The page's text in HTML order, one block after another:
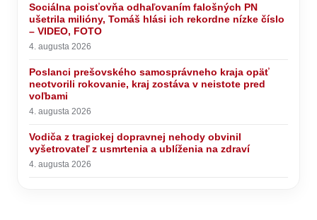
Sociálna poisťovňa odhaľovaním falošných PN
ušetrila milióny, Tomáš hlási ich rekordne nízke číslo
– VIDEO, FOTO
4. augusta 2026
Poslanci prešovského samosprávneho kraja opäť
neotvorili rokovanie, kraj zostáva v neistote pred
voľbami
4. augusta 2026
Vodiča z tragickej dopravnej nehody obvinil
vyšetrovateľ z usmrtenia a ublíženia na zdraví
4. augusta 2026